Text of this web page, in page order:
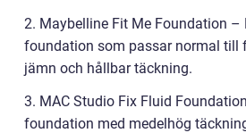
2. Maybelline Fit Me Foundation –
foundation som passar normal till
jämn och hållbar täckning.
3. MAC Studio Fix Fluid
foundation med medelhög